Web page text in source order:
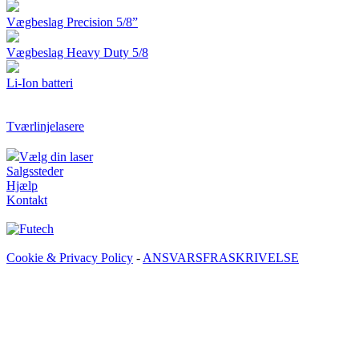
Vægbeslag Precision 5/8”
Vægbeslag Heavy Duty 5/8
Li-Ion batteri
Tværlinjelasere
Vælg din laser
Salgssteder
Hjælp
Kontakt
Cookie & Privacy Policy - ANSVARSFRASKRIVELSE